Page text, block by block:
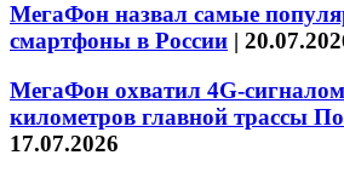
МегаФон назвал самые
смартфоны в России |
МегаФон охватил 4G-
километров главной трассы
17.07.2026